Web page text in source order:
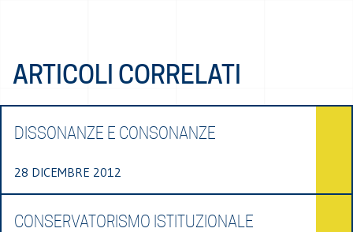
ARTICOLI CORRELATI
DISSONANZE E CONSONANZE
28 DICEMBRE 2012
CONSERVATORISMO ISTITUZIONALE